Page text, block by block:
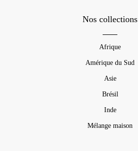
Nos collections
Afrique
Amérique du Sud
Asie
Brésil
Inde
Mélange maison